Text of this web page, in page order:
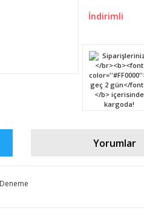
İndirimli
Yorumlar